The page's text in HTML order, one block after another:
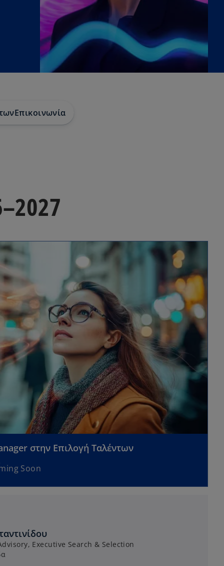
Επικοινωνία
στην Επιλογή Ταλέντων
Soon
Executive Search & Selection